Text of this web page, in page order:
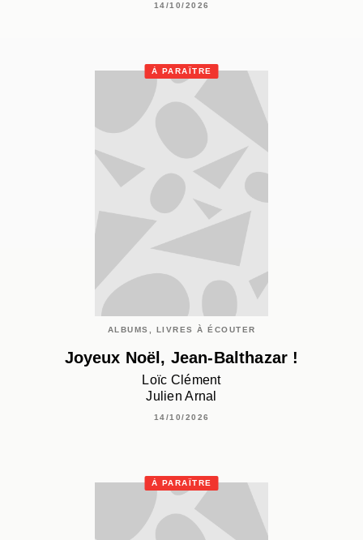
14/10/2026
À PARAÎTRE
ALBUMS, LIVRES À ÉCOUTER
Joyeux Noël, Jean-Balthazar !
Loïc Clément
Julien Arnal
14/10/2026
À PARAÎTRE